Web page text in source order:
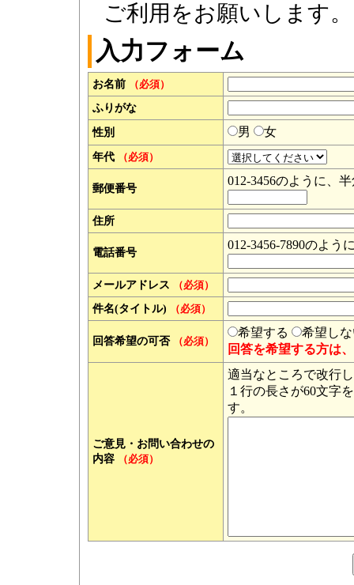
ご利用をお願いします。
入力フォーム
お名前 （必須）
ふりがな
性別
男 女
年代 （必須）
郵便番号
012-3456のように、
住所
電話番号
012-3456-7890のよう
メールアドレス （必須）
件名(タイトル) （必須）
回答希望の可否 （必須）
希望する
希望し
回答を希望する方は
ご意見・お問い合わせの
内容
（必須）
適当なところで改行
１行の長さが60文字
す。